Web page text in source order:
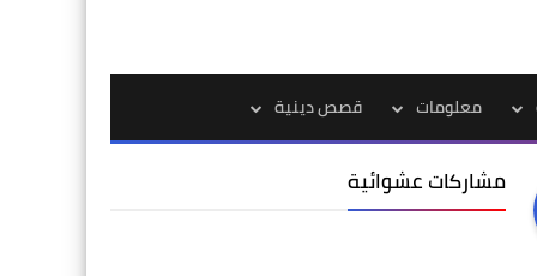
معلومات قصص دينية
مشاركات عشوائية